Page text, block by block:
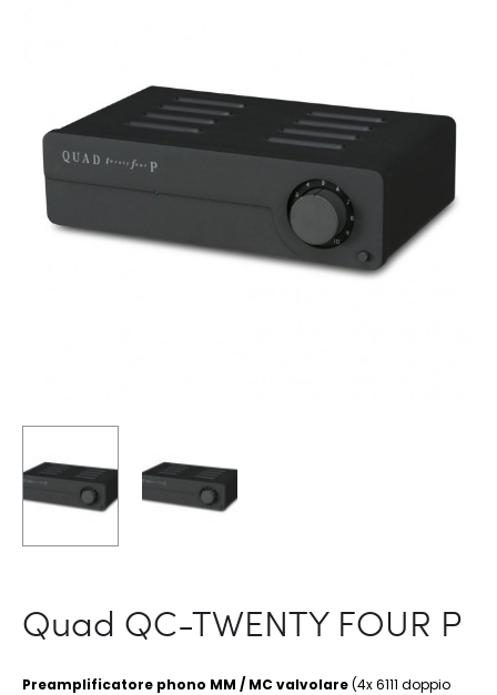
Quad QC-TWENTY FOUR P
Preamplificatore phono MM / MC valvolare(4x 6111 doppio